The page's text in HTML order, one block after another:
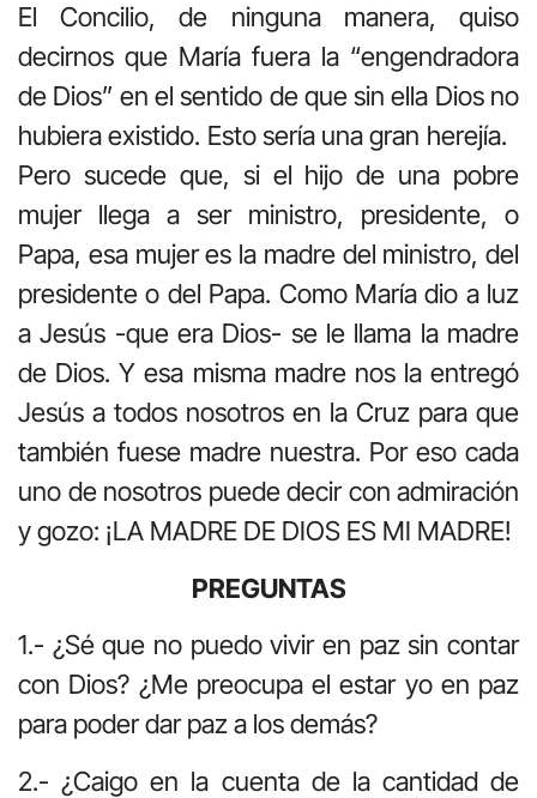
El Concilio, de ninguna manera, quiso
decirnos que María fuera la “engendradora
de Dios” en el sentido de que sin ella Dios no
hubiera existido. Esto sería una gran herejía.
Pero sucede que, si el hijo de una pobre
mujer llega a ser ministro, presidente, o
Papa, esa mujer es la madre del ministro, del
presidente o del Papa. Como María dio a luz
a Jesús -que era Dios- se le llama la madre
de Dios. Y esa misma madre nos la entregó
Jesús a todos nosotros en la Cruz para que
también fuese madre nuestra. Por eso cada
uno de nosotros puede decir con admiración
y gozo: ¡LA MADRE DE DIOS ES MI MADRE!
PREGUNTAS
1.- ¿Sé que no puedo vivir en paz sin contar
con Dios? ¿Me preocupa el estar yo en paz
para poder dar paz a los demás?
2.- ¿Caigo en la cuenta de la cantidad de